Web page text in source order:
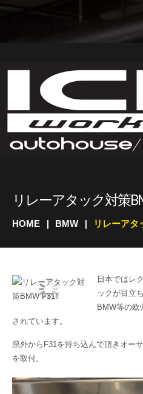
リレーアタック対策
HOME BMW リレーアタ
日本ではレ
ックが目立
BMW等の欧
されています。
県外からF31を持ち込んで頂きオー
を取付。